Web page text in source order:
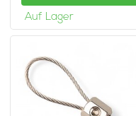
Auf Lager